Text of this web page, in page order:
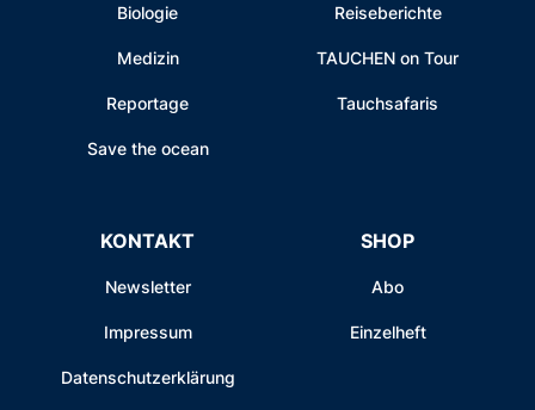
Biologie
Medizin
Reportage
Save the ocean
Reiseberichte
TAUCHEN on Tour
Tauchsafaris
KONTAKT
Newsletter
Impressum
Datenschutzerklärung
SHOP
Abo
Einzelheft